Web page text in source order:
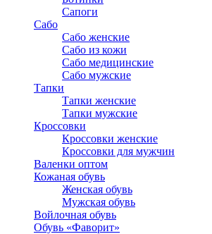
Сапоги
Сабо
Сабо женские
Сабо из кожи
Сабо медицинские
Сабо мужские
Тапки
Тапки женские
Тапки мужские
Кроссовки
Кроссовки женские
Кроссовки для мужчин
Валенки оптом
Кожаная обувь
Женская обувь
Мужская обувь
Войлочная обувь
Обувь «Фаворит»